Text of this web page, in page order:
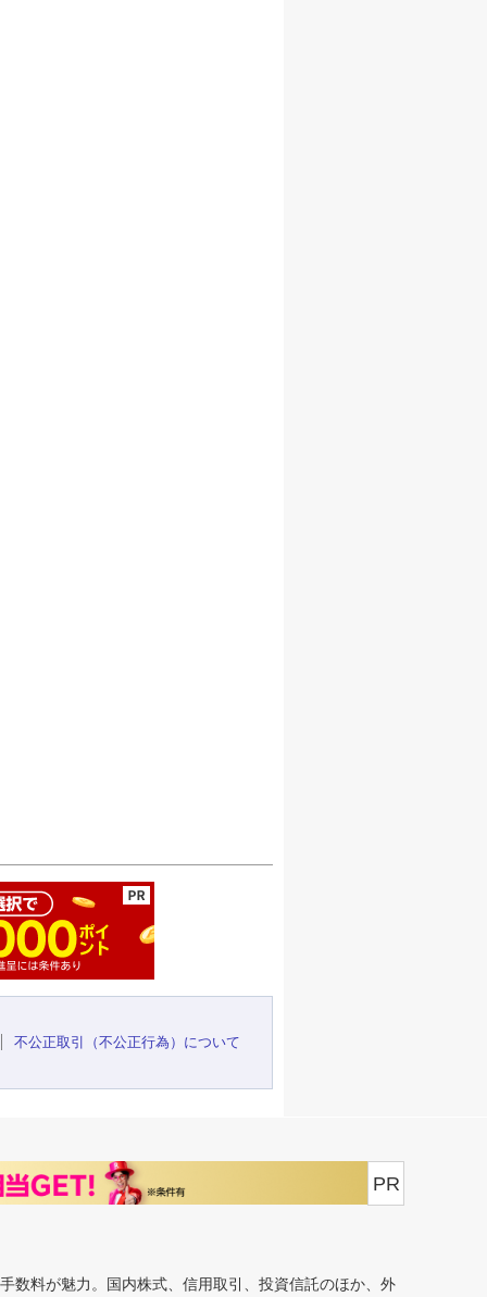
不公正取引（不公正行為）について
PR
数料が魅力。国内株式、信用取引、投資信託のほか、外